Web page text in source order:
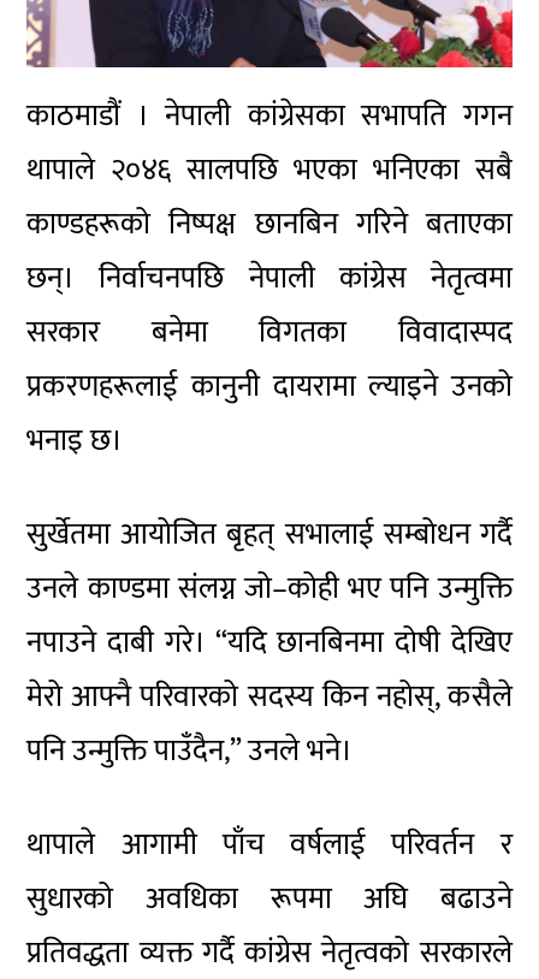
काठमाडौं । नेपाली कांग्रेसका सभापतिगगन
थापाले २०४६ सालपछि भएका भनिएका सबै
काण्डहरूको निष्पक्ष छानबिन गरिने बताएका
छन्। निर्वाचनपछि नेपाली कांग्रेस नेतृत्वमा
सरकार बनेमा विगतका विवादास्पद
प्रकरणहरूलाई कानुनी दायरामा ल्याइने उनको
भनाइ छ।
सुर्खेतमा आयोजित बृहत् सभालाई सम्बोधन गर्दै
उनले काण्डमा संलग्न जो–कोही भए पनि उन्मुक्ति
नपाउने दाबी गरे। “यदि छानबिनमा दोषी देखिए
मेरो आफ्नै परिवारको सदस्य किन नहोस्, कसैले
पनि उन्मुक्ति पाउँदैन,” उनले भने।
थापाले आगामी पाँच वर्षलाई परिवर्तन र
सुधारको अवधिका रूपमा अघि बढाउने
प्रतिवद्धता व्यक्त गर्दै कांग्रेस नेतृत्वको सरकारले